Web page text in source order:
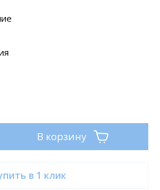
В корзину
в 1 клик